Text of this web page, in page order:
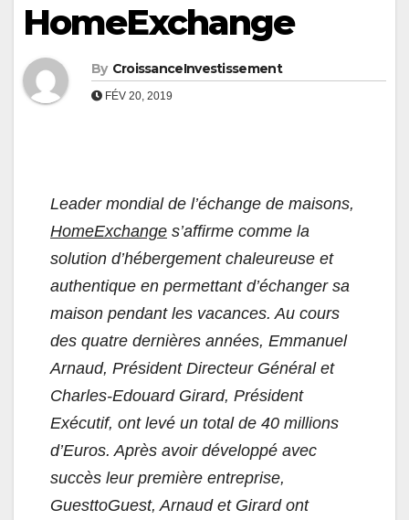
HomeExchange
By CroissanceInvestissement
FÉV 20, 2019
Leader mondial de l’échange de maisons,
HomeExchange s’affirme comme la
solution d’hébergement chaleureuse et
authentique en permettant d’échanger sa
maison pendant les vacances. Au cours
des quatre dernières années, Emmanuel
Arnaud, Président Directeur Général et
Charles-Edouard Girard, Président
Exécutif, ont levé un total de 40 millions
d’Euros. Après avoir développé avec
succès leur première entreprise,
GuesttoGuest, Arnaud et Girard ont